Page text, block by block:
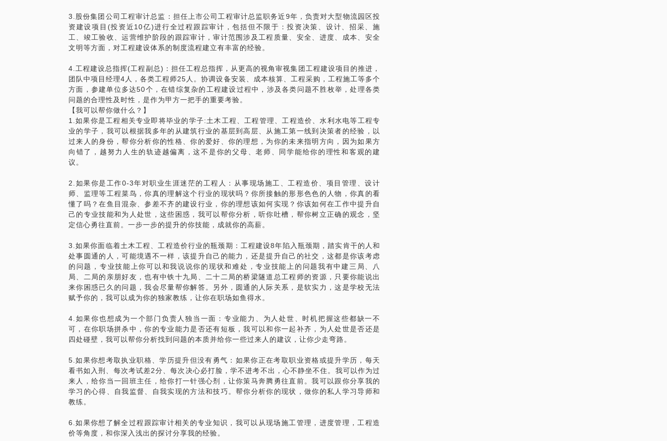
3.股份集团公司工程审计总监：担任上市公司工程审计总监职务近9年，负责对大型物流园区投
资建设项目(投资近10亿)进行全过程跟踪审计，包括但不限于：投资决策、设计、招采、施
工、竣工验收、运营维护阶段的跟踪审计，审计范围涉及工程质量、安全、进度、成本、安全
文明等方面，对工程建设体系的制度流程建立有丰富的经验。
4.工程建设总指挥(工程副总)：担任工程总指挥，从更高的视角审视集团工程建设项目的推进，
团队中项目经理4人，各类工程师25人。协调设备安装、成本核算、工程采购，工程施工等多个
方面，参建单位多达50个，在错综复杂的工程建设过程中，涉及各类问题不胜枚举，处理各类
问题的合理性及时性，是作为甲方一把手的重要考验。
【我可以帮你做什么？】
1.如果你是工程相关专业即将毕业的学子:土木工程、工程管理、工程造价、水利水电等工程专
业的学子，我可以根据我多年的从建筑行业的基层到高层、从施工第一线到决策者的经验，以
过来人的身份，帮你分析你的性格、你的爱好、你的理想，为你的未来指明方向，因为如果方
向错了，越努力人生的轨迹越偏离，这不是你的父母、老师、同学能给你的理性和客观的建
议。
2.如果你是工作0-3年对职业生涯迷茫的工程人：从事现场施工、工程造价、项目管理、设计
师、监理等工程菜鸟，你真的理解这个行业的现状吗？你所接触的形形色色的人物，你真的看
懂了吗？在鱼目混杂、参差不齐的建设行业，你的理想该如何实现？你该如何在工作中提升自
己的专业技能和为人处世，这些困惑，我可以帮你分析，听你吐槽，帮你树立正确的观念，坚
定信心勇往直前。一步一步的提升的你技能，成就你的高薪。
3.如果你面临着土木工程、工程造价行业的瓶颈期：工程建设8年陷入瓶颈期，踏实肯干的人和
处事圆通的人，可能境遇不一样，该提升自己的能力，还是提升自己的社交，这都是你该考虑
的问题，专业技能上你可以和我说说你的现状和难处，专业技能上的问题我有中建三局、八
局、二局的亲朋好友，也有中铁十九局、二十二局的桥梁隧道总工程师的资源，只要你能说出
来你困惑已久的问题，我会尽量帮你解答。另外，圆通的人际关系，是软实力，这是学校无法
赋予你的，我可以成为你的独家教练，让你在职场如鱼得水。
4.如果你也想成为一个部门负责人独当一面：专业能力、为人处世、时机把握这些都缺一不
可，在你职场拼杀中，你的专业能力是否还有短板，我可以和你一起补齐，为人处世是否还是
四处碰壁，我可以帮你分析找到问题的本质并给你一些过来人的建议，让你少走弯路。
5.如果你想考取执业职格、学历提升但没有勇气：如果你正在考取职业资格或提升学历，每天
看书如入刑、每次考试差2分、每次决心必打脸，学不进考不出，心不静坐不住。我可以作为过
来人，给你当一回班主任，给你打一针强心剂，让你策马奔腾勇往直前。我可以跟你分享我的
学习的心得、自我监督、自我实现的方法和技巧。帮你分析你的现状，做你的私人学习导师和
教练。
6.如果你想了解全过程跟踪审计相关的专业知识，我可以从现场施工管理，进度管理，工程造
价等角度，和你深入浅出的探讨分享我的经验。